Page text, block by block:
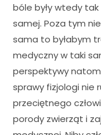
bóle były wtedy tak
samej. Poza tym
sama to byłabym
medyczny w taki
perspektywy
sprawy fizjologi nie
przeciętnego
porody zwierząt i